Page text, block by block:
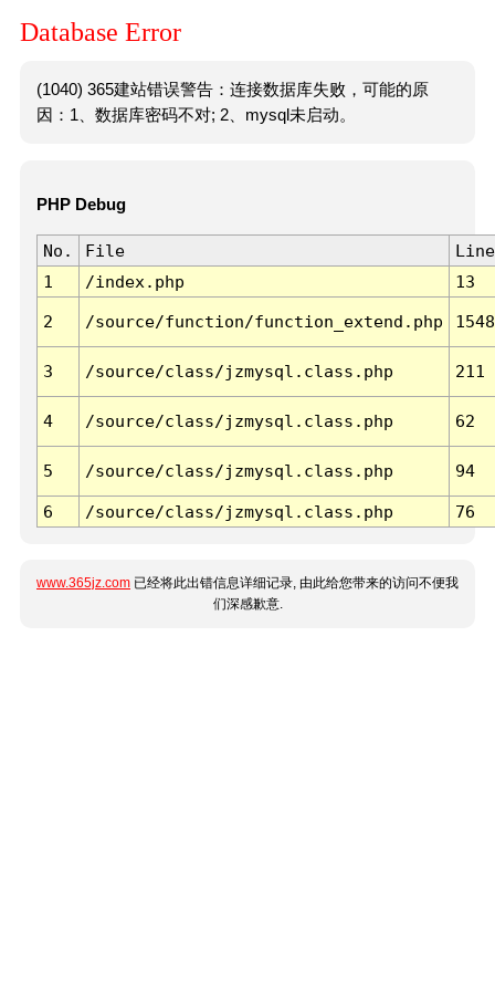
Database Error
(1040) 365建站错误警告：连接数据库失败，可能的原
因：1、数据库密码不对; 2、mysql未启动。
PHP Debug
No. File
Line
1
/index.php 13
2 /source/function/function_extend.php 1548
3 /source/class/jzmysql.class.php 211
4 /source/class/jzmysql.class.php 62
5 /source/class/jzmysql.class.php 94
6 /source/class/jzmysql.class.php 76
www.365jz.com 已经将此出错信息详细记录, 由此给您带来的访问不便我
们深感歉意.